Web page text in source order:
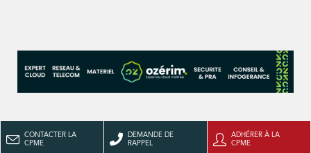
CONTACTER LA
CPME
DEMANDE DE
RAPPEL
ADHÉRER À LA
CPME